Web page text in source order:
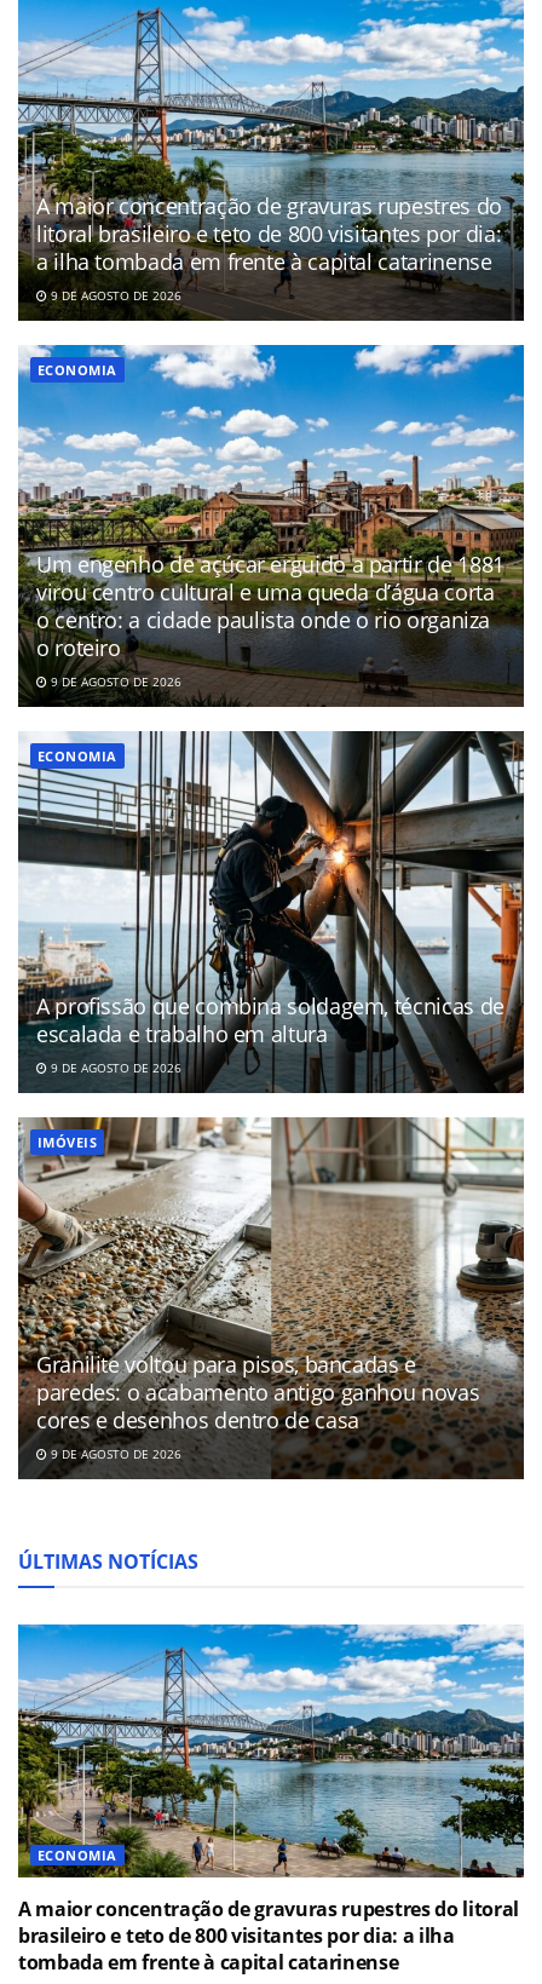
A maior concentração de gravuras rupestres do
litoral brasileiro e teto de 800 visitantes por dia:
a ilha tombada em frente à capital catarinense
9 DE AGOSTO DE 2026
ECONOMIA
Um engenho de açúcar erguido a partir de 1881
virou centro cultural e uma queda d’água corta
o centro: a cidade paulista onde o rio organiza
o roteiro
9 DE AGOSTO DE 2026
ECONOMIA
A profissão que combina soldagem, técnicas de
escalada e trabalho em altura
9 DE AGOSTO DE 2026
IMÓVEIS
Granilite voltou para pisos, bancadas e
paredes: o acabamento antigo ganhou novas
cores e desenhos dentro de casa
9 DE AGOSTO DE 2026
ÚLTIMAS NOTÍCIAS
ECONOMIA
A maior concentração de gravuras rupestres do litoral
brasileiro e teto de 800 visitantes por dia: a ilha
tombada em frente à capital catarinense